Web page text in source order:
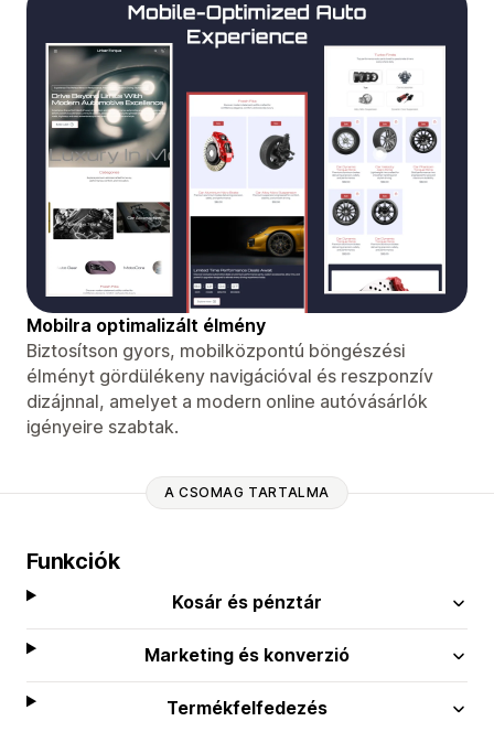
Mobilra optimalizált élmény
Biztosítson gyors, mobilközpontú böngészési
élményt gördülékeny navigációval és reszponzív
dizájnnal, amelyet a modern online autóvásárlók
igényeire szabtak.
A CSOMAG TARTALMA
Funkciók
Kosár és pénztár
Marketing és konverzió
Termékfelfedezés